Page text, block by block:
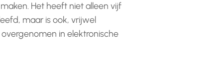
Het heeft niet alleen vijf
maar is ook, vrijwel
in elektronische